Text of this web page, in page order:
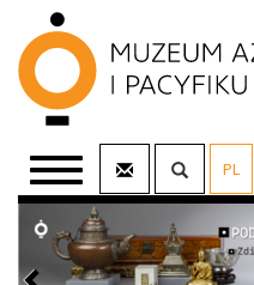
Rozwiń
menu
główne
formularz
wyszukiwania
PL
zatrzymaj
pokaz
slajdów w
nagłówku
Poprzedni
slajd